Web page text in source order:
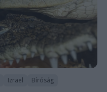
Izrael Bíróság